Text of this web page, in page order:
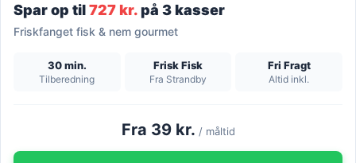
Spar op til727 kr.på 3 kasser
Friskfanget fisk & nem gourmet
30 min.
Tilberedning
Frisk Fisk
Fra Strandby
Fri Fragt
Altid inkl.
Fra 39 kr. / måltid